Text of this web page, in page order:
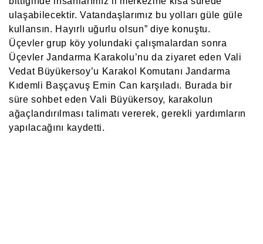
ulaşabilecektir. Vatandaşlarımız bu yolları güle güle
kullansın. Hayırlı uğurlu olsun” diye konuştu.
Üçevler grup köy yolundaki çalışmalardan sonra
Üçevler Jandarma Karakolu’nu da ziyaret eden Vali
Vedat Büyükersoy’u Karakol Komutanı Jandarma
Kıdemli Başçavuş Emin Can karşıladı. Burada bir
süre sohbet eden Vali Büyükersoy, karakolun
ağaçlandırılması talimatı vererek, gerekli yardımların
yapılacağını kaydetti.